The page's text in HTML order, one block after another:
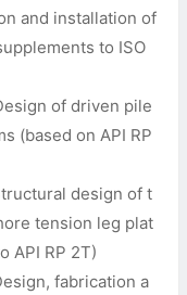
and installation of
to ISO
of driven pile
(based on API RP
design of t
tension leg plat
API RP 2T)
fabrication a